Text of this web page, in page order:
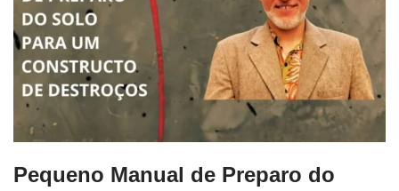
Pequeno Manual de Preparo do